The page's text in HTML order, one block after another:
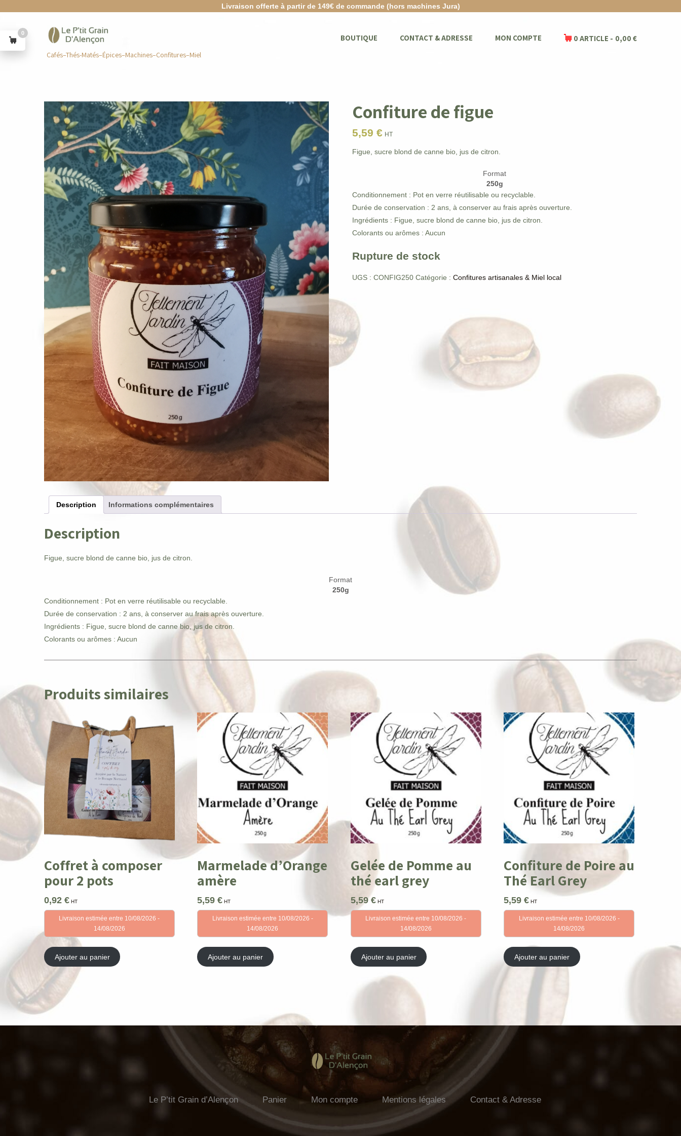
Livraison offerte à partir de 149€ de commande (hors machines Jura)
Cafés–Thés-Matés–Épices–Machines–Confitures–Miel
BOUTIQUE CONTACT & ADRESSE MON COMPTE 0 ARTICLE 0,00 €
Confiture de figue
5,59€ HT
Figue, sucre blond de canne bio, jus de citron.
Format
250g
Conditionnement : Pot en verre réutilisable ou recyclable.
Durée de conservation : 2 ans, à conserver au frais après ouverture.
Ingrédients : Figue, sucre blond de canne bio, jus de citron.
Colorants ou arômes : Aucun
Rupture de stock
UGS :CONFIG250 Catégorie :Confitures artisanales & Miel local
Description Informations complémentaires
Description
Figue, sucre blond de canne bio, jus de citron.
Format
250g
Conditionnement : Pot en verre réutilisable ou recyclable.
Durée de conservation : 2 ans, à conserver au frais après ouverture.
Ingrédients : Figue, sucre blond de canne bio, jus de citron.
Colorants ou arômes : Aucun
Produits similaires
Coffret à composer
pour 2 pots
0,92 € HT
Livraison estimée entre 10/08/2026 -
14/08/2026
Ajouter au panier
Marmelade d’Orange
amère
5,59€ HT
Livraison estimée entre 10/08/2026 -
14/08/2026
Ajouter au panier
Gelée de Pomme au
thé earl grey
5,59€ HT
Livraison estimée entre 10/08/2026 -
14/08/2026
Ajouter au panier
Confiture de Poire au
Thé Earl Grey
5,59€ HT
Livraison estimée entre 10/08/2026 -
14/08/2026
Ajouter au panier
Le P’tit Grain d’Alençon Panier Mon compte Mentions légales Contact & Adresse
0